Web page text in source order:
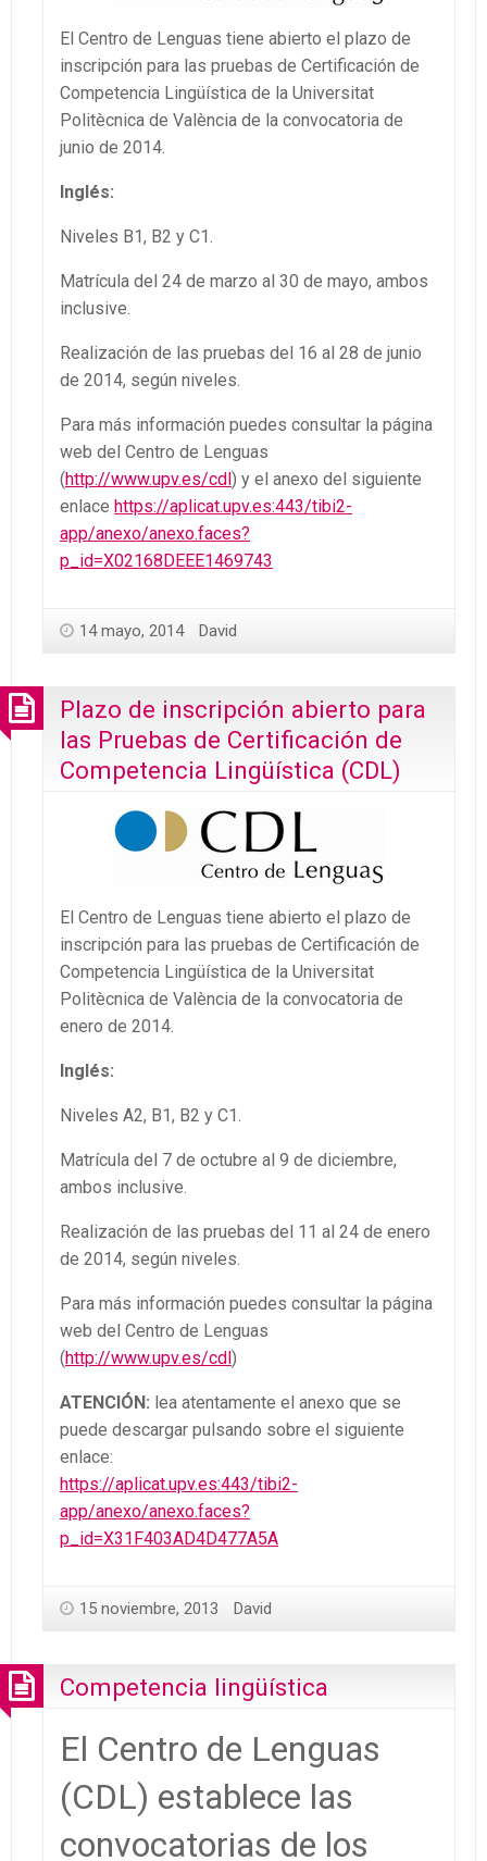
El Centro de Lenguas tiene abierto el plazo de
inscripción para las pruebas de Certificación de
Competencia Lingüística de la Universitat
Politècnica de València de la convocatoria de
junio de 2014.
Inglés:
Niveles B1, B2 y C1.
Matrícula del 24 de marzo al 30 de mayo, ambos
inclusive.
Realización de las pruebas del 16 al 28 de junio
de 2014, según niveles.
Para más información puedes consultar la página
web del Centro de Lenguas
(http://www.upv.es/cdl) y el anexo del siguiente
enlace https://aplicat.upv.es:443/tibi2-
app/anexo/anexo.faces?
p_id=X02168DEEE1469743
14 mayo, 2014 David
Plazo de inscripción abierto para
las Pruebas de Certificación de
Competencia Lingüística (CDL)
El Centro de Lenguas tiene abierto el plazo de
inscripción para las pruebas de Certificación de
Competencia Lingüística de la Universitat
Politècnica de València de la convocatoria de
enero de 2014.
Inglés:
Niveles A2, B1, B2 y C1.
Matrícula del 7 de octubre al 9 de diciembre,
ambos inclusive.
Realización de las pruebas del 11 al 24 de enero
de 2014, según niveles.
Para más información puedes consultar la página
web del Centro de Lenguas
(http://www.upv.es/cdl)
ATENCIÓN: lea atentamente el anexo que se
puede descargar pulsando sobre el siguiente
enlace:
https://aplicat.upv.es:443/tibi2-
app/anexo/anexo.faces?
p_id=X31F403AD4D477A5A
15 noviembre, 2013 David
Competencia lingüística
El Centro de Lenguas
(CDL) establece las
convocatorias de los